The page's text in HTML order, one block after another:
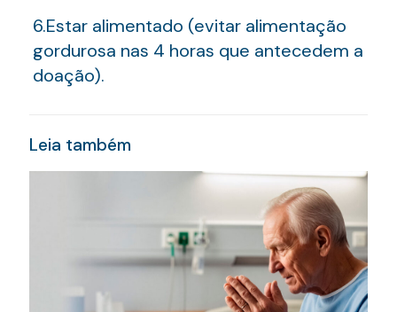
6.Estar alimentado (evitar alimentação
gordurosa nas 4 horas que antecedem a
doação).
Leia também